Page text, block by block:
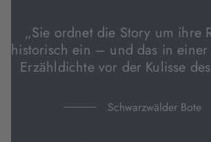
„Sie ordnet die Story um ihre
historisch ein – und das in
Erzähldichte vor der Kulisse
Schwarzwälder Bote